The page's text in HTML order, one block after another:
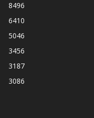
8496
6410
5046
3456
3187
3086